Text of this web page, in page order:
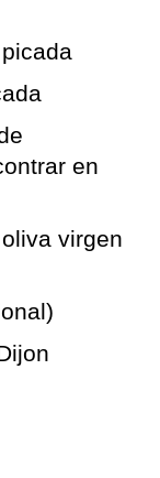
en
virgen